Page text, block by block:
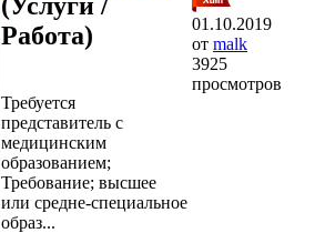
Работа)
Требуется
представитель с
медицинским
образованием;
Требование; высшее
или средне-специальное
образ...
01.10.2019
от malk
3925
просмотров